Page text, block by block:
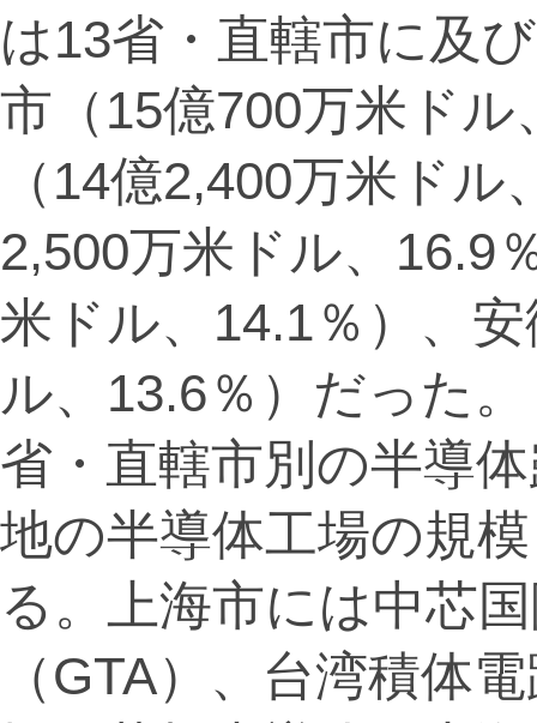
は13省・直轄市に及
市（15億700万米ド
（14億2,400万米ド
2,500万米ドル、16.9
米ドル、14.1％）、
ル、13.6％）だった。
省・直轄市別の半導
地の半導体工場の規
る。上海市には中芯
（GTA）、台湾積体